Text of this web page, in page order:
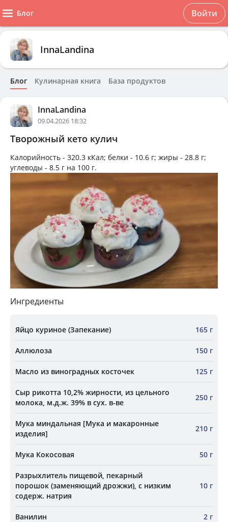
Блог Войти
InnaLandina
Блог Кулинарная книга База продуктов
InnaLandina
09.04.2026 18:32
Творожный кето кулич
Калорийность - 320.3 кКал; белки - 10.6 г; жиры - 28.8 г;
углеводы - 8.5 г на 100 г.
Ингредиенты
Яйцо куриное (Запекание) 165 г
Аллюлоза 150 г
Масло из виноградных косточек 125 г
Сыр рикотта 10,2% жирности, из цельного
молока, м.д.ж. 39% в сух. в-ве
250 г
Мука миндальная [Мука и макаронные
изделия]
210 г
Мука Кокосовая 50 г
Разрыхлитель пищевой, пекарный
порошок (заменяющий дрожжи), с низким
содерж. натрия
10 г
Ванилин 2 г